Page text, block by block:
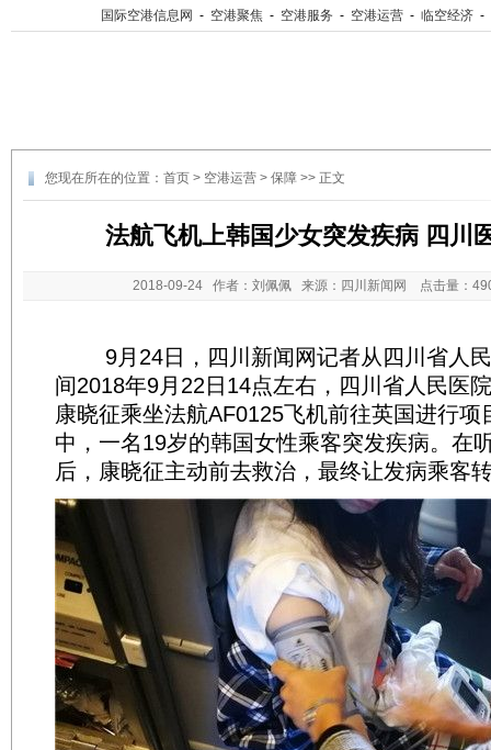
国际空港信息网 - 空港聚焦 - 空港服务 - 空港运营 - 临空经济 -
您现在所在的位置： 首页 > 空港运营 > 保障 >> 正文
法航飞机上韩国少女突发疾病 四川
2018-09-24 作者：刘佩佩 来源：四川新闻网 点击量：
9月24日，四川新闻网记者从四川省人民
间2018年9月22日14点左右，四川省人民医
康晓征乘坐法航AF0125飞机前往英国进行项
中，一名19岁的韩国女性乘客突发疾病。在
后，康晓征主动前去救治，最终让发病乘客